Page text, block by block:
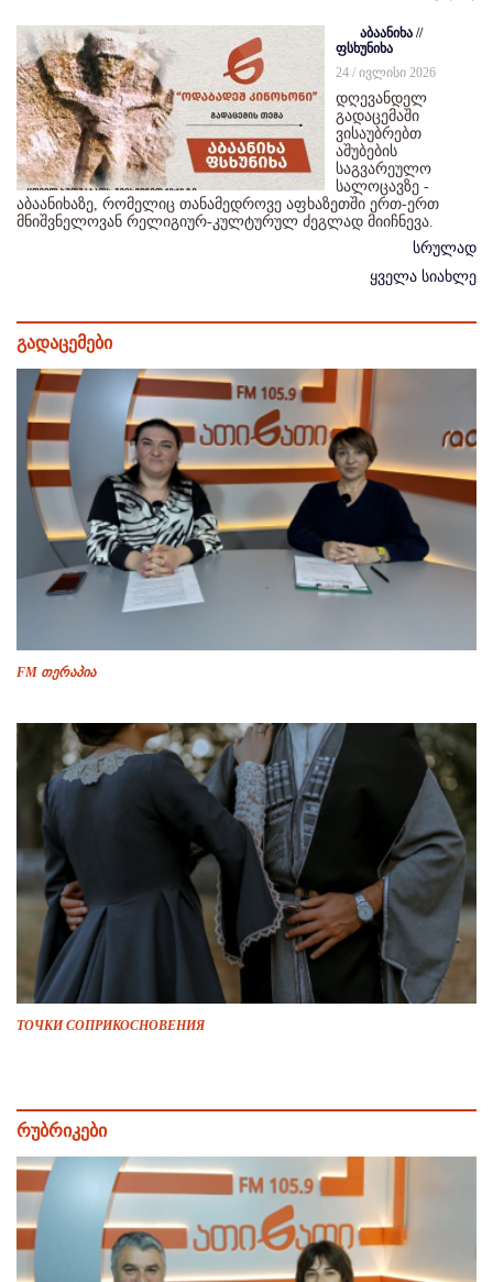
აბაანიხა //
ფსხუნიხა
24 / ივლისი 2026
დღევანდელ
გადაცემაში
ვისაუბრებთ
აშუბების
საგვარეულო
სალოცავზე -
აბაანიხაზე, რომელიც თანამედროვე აფხაზეთში ერთ-ერთ
მნიშვნელოვან რელიგიურ-კულტურულ ძეგლად მიიჩნევა.
სრულად
ყველა სიახლე
გადაცემები
FM თერაპია
ТОЧКИ СОПРИКОСНОВЕНИЯ
რუბრიკები